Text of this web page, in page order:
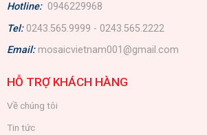
Hotline: 0946229968
Tel: 0243.565.9999 - 0243.565.2222
Email: mosaicvietnam001@gmail.com
HỖ TRỢ KHÁCH HÀNG
Về chúng tôi
Tin tức